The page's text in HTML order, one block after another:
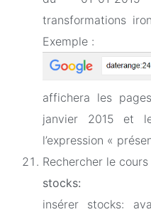
transformations
Exemple :
affichera les
janvier 2015 et
l’expression «
Rechercher le cours
stocks:
insérer stocks: